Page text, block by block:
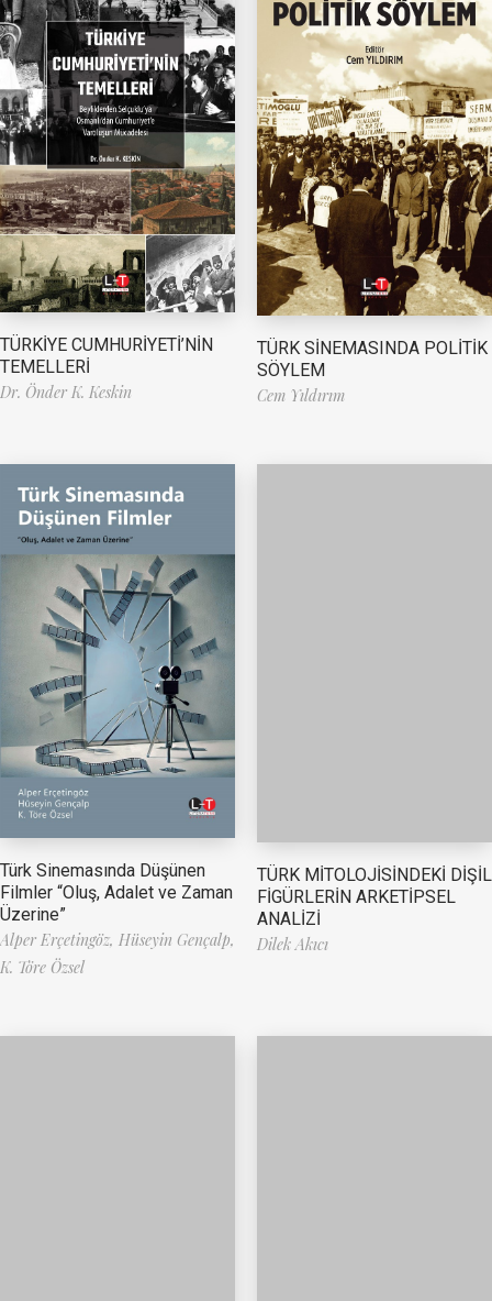
TÜRKİYE CUMHURİYETİ’NİN
TEMELLERİ
Dr. Önder K. Keskin
TÜRK SİNEMASINDA POLİTİK
SÖYLEM
Cem Yıldırım
Türk Sinemasında Düşünen
Filmler “Oluş, Adalet ve Zaman
Üzerine”
Alper Erçetingöz, Hüseyin Gençalp,
K. Töre Özsel
TÜRK MİTOLOJİSİNDEKİ DİŞİL
FİGÜRLERİN ARKETİPSEL
ANALİZİ
Dilek Akıcı